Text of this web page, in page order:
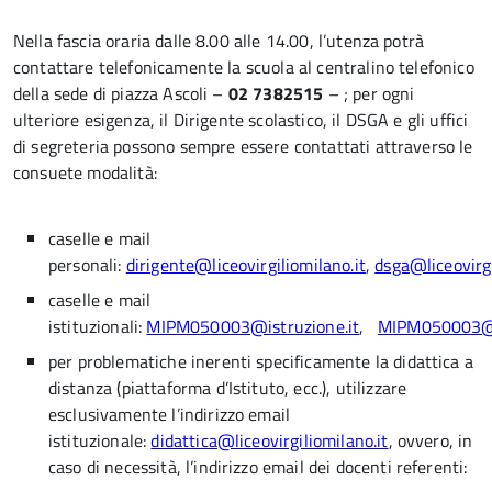
Nella fascia oraria dalle 8.00 alle 14.00, l’utenza potrà
contattare telefonicamente la scuola al centralino telefonico
della sede di piazza Ascoli – 02 7382515 – ; per ogni
ulteriore esigenza, il Dirigente scolastico, il DSGA e gli uffici
di segreteria possono sempre essere contattati attraverso le
consuete modalità:
caselle e mail
personali: dirigente@liceovirgiliomilano.it,
caselle e mail
istituzionali: MIPM050003@istruzione.it,
per problematiche inerenti specificamente la didattica a
distanza (piattaforma d’Istituto, ecc.), utilizzare
esclusivamente l’indirizzo email
istituzionale:didattica@liceovirgiliomilano.it, ovvero, in
caso di necessità, l’indirizzo email dei docenti referenti: